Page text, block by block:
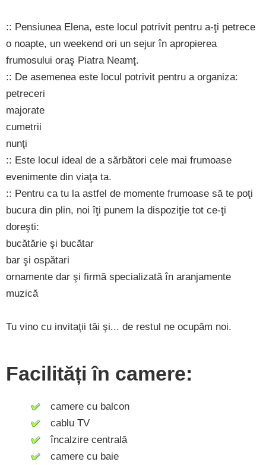
:: Pensiunea Elena, este locul potrivit pentru a-ţi petrece
o noapte, un weekend ori un sejur în apropierea
frumosului oraş Piatra Neamţ.
:: De asemenea este locul potrivit pentru a organiza:
petreceri
majorate
cumetrii
nunţi
:: Este locul ideal de a sărbători cele mai frumoase
evenimente din viaţa ta.
:: Pentru ca tu la astfel de momente frumoase să te poţi
bucura din plin, noi îţi punem la dispoziţie tot ce-ţi
doreşti:
bucătărie şi bucătar
bar şi ospătari
ornamente dar şi firmă specializată în aranjamente
muzică
Tu vino cu invitaţii tăi şi... de restul ne ocupăm noi.
Facilități în camere:
camere cu balcon
cablu TV
încalzire centrală
camere cu baie